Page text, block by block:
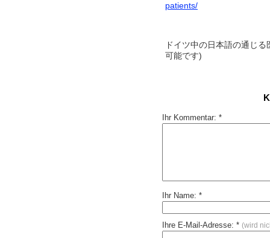
patients/
ドイツ中の日本語の通じ
可能です)
Ihr Kommentar: *
Ihr Name: *
Ihre E-Mail-Adresse: * (wird